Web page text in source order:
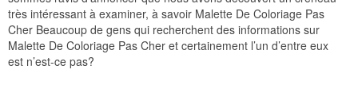
très intéressant à examiner, à savoir Malette De Coloriage Pas
Cher Beaucoup de gens qui recherchent des informations sur
Malette De Coloriage Pas Cher et certainement l’un d’entre eux
est n’est-ce pas?